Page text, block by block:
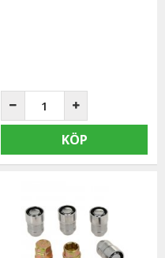
KÖP